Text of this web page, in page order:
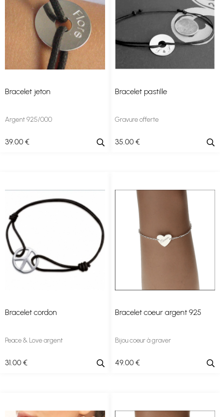
Bracelet jeton
Argent 925/000
39.00 €
Bracelet pastille
Gravure offerte
35.00 €
Bracelet cordon
Peace & Love argent
31.00 €
Bracelet coeur argent 925
Bijou coeur à graver
49.00 €